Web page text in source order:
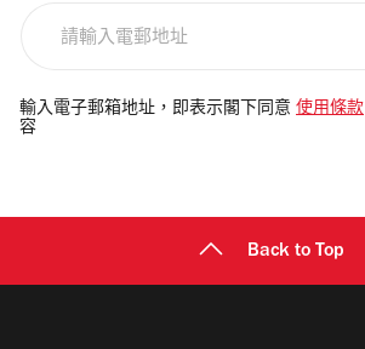
電
郵
輸入電子郵箱地址，即表示閣下同意 使用條款
容
Back to Top